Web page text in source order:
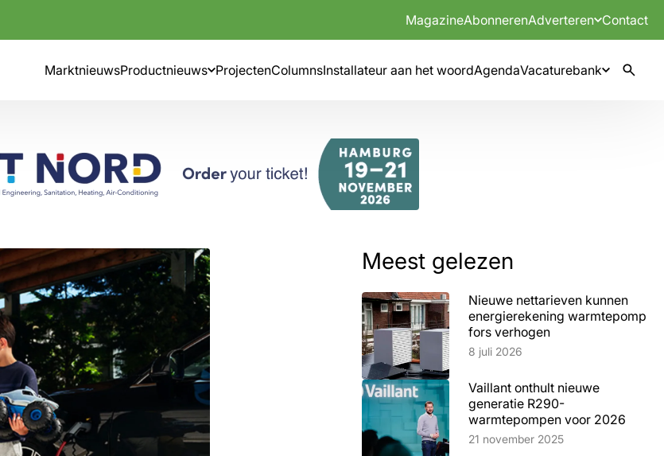
MagazineAbonnerenAdverteren Contact
MarktnieuwsProductnieuws ProjectenColumnsInstallateur aan het woordAgendaVacaturebank
Meest gelezen
Nieuwe nettarieven kunnen
energierekening warmtepomp
fors verhogen
Lees artikel
8 juli 2026
Vaillant onthult nieuwe
generatie R290-
warmtepompen voor 2026
Lees artikel
21 november 2025